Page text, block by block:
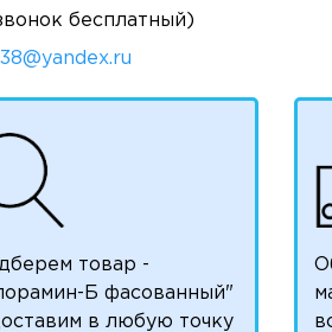
бесплатный)
товар -
Б фасованный"
в любую точку